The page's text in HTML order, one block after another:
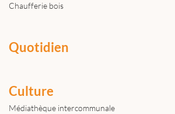
Chaufferie bois
Quotidien
Culture
Médiathèque intercommunale